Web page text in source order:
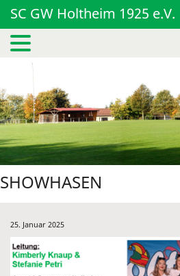
SC GW Holtheim 1925 e.V.
SHOWHASEN
25. Januar 2025